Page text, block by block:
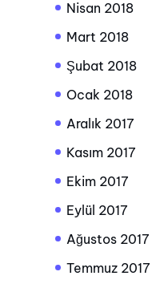
Nisan 2018
Mart 2018
Şubat 2018
Ocak 2018
Aralık 2017
Kasım 2017
Ekim 2017
Eylül 2017
Ağustos 2017
Temmuz 2017